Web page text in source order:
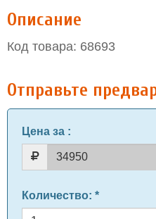
Описание
Код товара: 68693
Отправьте
Цена за :
Количество: *